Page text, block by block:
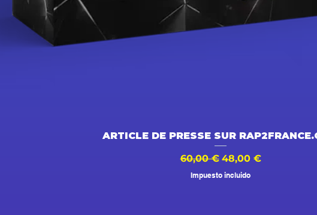
Vista rápida
ARTICLE DE PRESSE SUR
Precio
60,00 € Precio de oferta
48,00 €
Impuesto incluido